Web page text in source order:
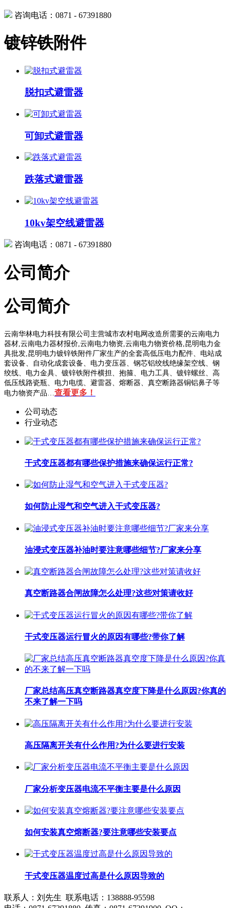
咨询电话：0871 - 67391880
镀锌铁附件
脱扣式避雷器
可卸式避雷器
跌落式避雷器
10kv架空线避雷器
咨询电话：0871 - 67391880
公司简介
公司简介
云南华林电力科技有限公司主营城市农村电网改造所需要的云南电力
器材,云南电力器材报价,云南电力物资,云南电力物资价格,昆明电力金
具批发,昆明电力镀锌铁附件厂家生产的全套高低压电力配件、电站成
套设备、自动化成套设备、电力变压器、钢芯铝绞线绝缘架空线、钢
绞线、电力金具、镀锌铁附件横担、抱箍、电力工具、镀锌螺丝、高
低压线路瓷瓶、电力电缆、避雷器、熔断器、真空断路器铜铝鼻子等
电力物资产品… 查看更多！
公司动态
行业动态
干式变压器都有哪些保护措施来确保运行正常?
如何防止湿气和空气进入干式变压器?
油浸式变压器补油时要注意哪些细节?厂家来分享
真空断路器合闸故障怎么处理?这些对策请收好
干式变压器运行冒火的原因有哪些?带你了解
厂家总结高压真空断路器真空度下降是什么原因?你真的
不来了解一下吗
高压隔离开关有什么作用?为什么要进行安装
厂家分析变压器电流不平衡主要是什么原因
如何安装真空熔断器?要注意哪些安装要点
干式变压器温度过高是什么原因导致的
联系人：刘先生 联系电话：138888-95598